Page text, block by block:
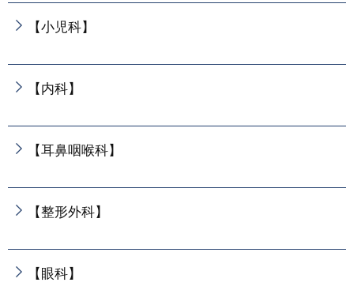
【小児科】
【内科】
【耳鼻咽喉科】
【整形外科】
【眼科】